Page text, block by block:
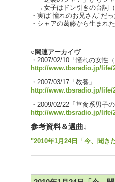
→女子はドン引きの台詞
・実は"憧れのお兄さん"だ
・シャアの葛藤から生まれ
○関連アーカイヴ
・2007/02/10「憧れの女性
http://www.tbsradio.jp/life/
・2007/03/17「教養」
http://www.tbsradio.jp/life/
・2009/02/22「草食系男子
http://www.tbsradio.jp/life/
参考資料＆選曲↓
"2010年1月24日「今、聞き